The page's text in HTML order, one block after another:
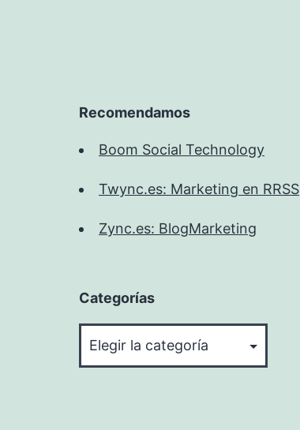
Recomendamos
Boom Social Technology
Twync.es: Marketing en RRSS
Zync.es: BlogMarketing
Categorías